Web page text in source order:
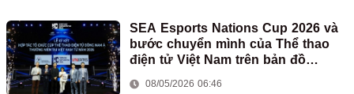
SEA Esports Nations Cup 2026 và
bước chuyển mình của Thể thao
điện tử Việt Nam trên bản đồ
08/05/2026 06:46